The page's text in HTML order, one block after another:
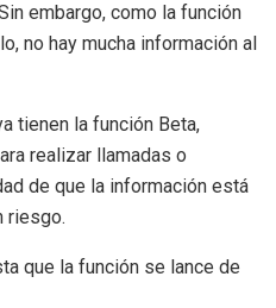
embargo, como la función
no hay mucha información al
tienen la función Beta,
realizar llamadas o
de que la información está
riesgo.
que la función se lance de